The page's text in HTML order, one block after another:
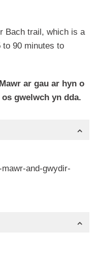
Bach trail, which is a
to 90 minutes to
ar gau ar hyn o
gwelwch yn dda.
and-gwydir-